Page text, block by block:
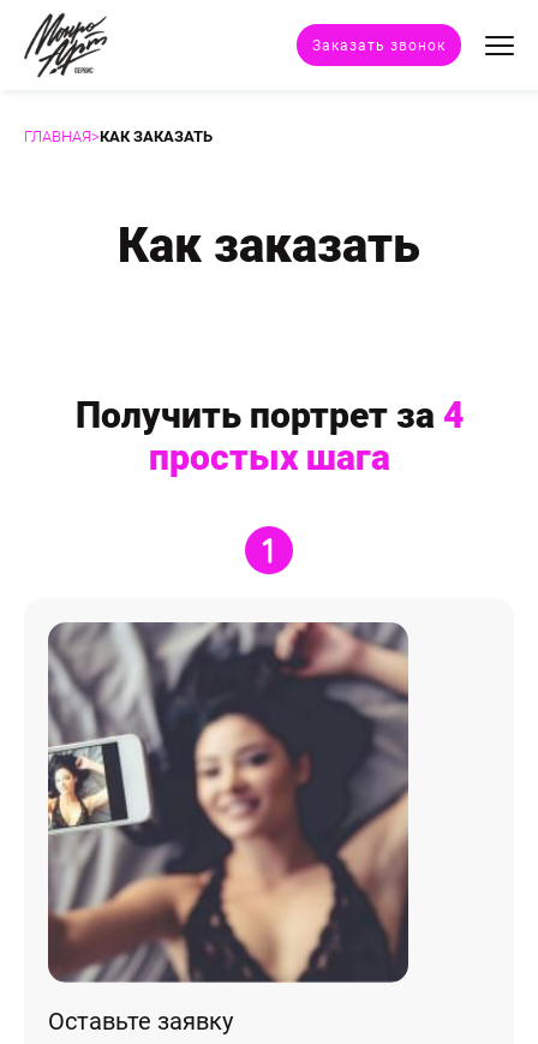
Заказать звонок
Стили портрета
Отзывы клиентов
ГЛАВНАЯ>КАК ЗАКАЗАТЬ
Как заказать
Получить портрет за 4
простых шага
Оставьте заявку